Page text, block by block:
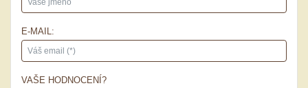
E-MAIL:
VAŠE HODNOCENÍ?